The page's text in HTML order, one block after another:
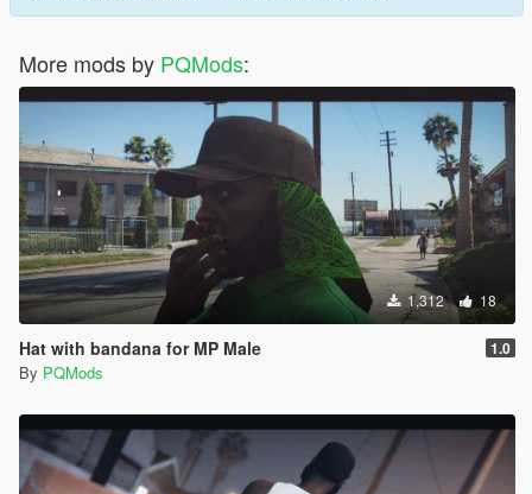
More mods by PQMods:
1,312 18
Hat with bandana for MP Male 1.0
By PQMods